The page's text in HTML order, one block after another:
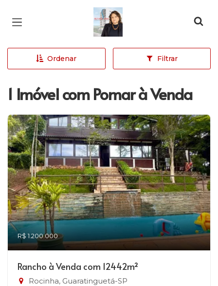
Página inicial
Ordenar Filtrar
1 Imóvel com Pomar à Venda
R$ 1.200.000
Rancho à Venda com 12442m²
Rocinha, Guaratinguetá-SP